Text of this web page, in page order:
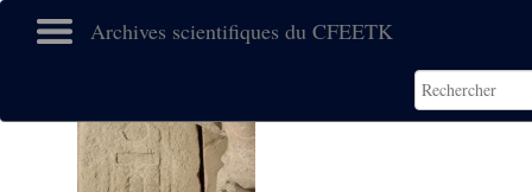
Archives scientifiques du CFEETK